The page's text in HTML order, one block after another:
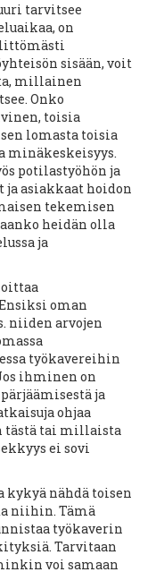
tarvitsee
on
sisään, voit
millainen
Onko
toisia
lomasta toisia
minäkeskeisyys.
potilastyöhön ja
ja asiakkaat hoidon
tekemisen
heidän olla
ja
oman
niiden arvojen
työkavereihin
ihminen on
ja
ohjaa
tästä tai millaista
ei sovi
kykyä nähdä toisen
niihin. Tämä
työkaverin
Tarvitaan
voi samaan